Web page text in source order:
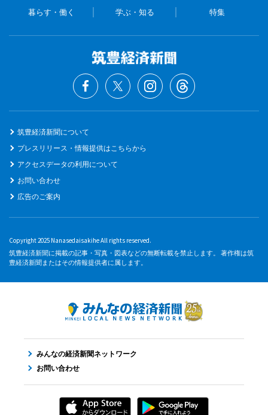
暮らす・働く 学ぶ・知る 特集
筑豊経済新聞について
プレスリリース・情報提供はこちらから
アクセスデータの利用について
お問い合わせ
広告のご案内
Copyright 2025 Nanasedaisakihe All rights reserved.
筑豊経済新聞に掲載の記事・写真・図表などの無断転載を禁止します。 著作権は筑
豊経済新聞またはその情報提供者に属します。
みんなの経済新聞ネットワーク
お問い合わせ